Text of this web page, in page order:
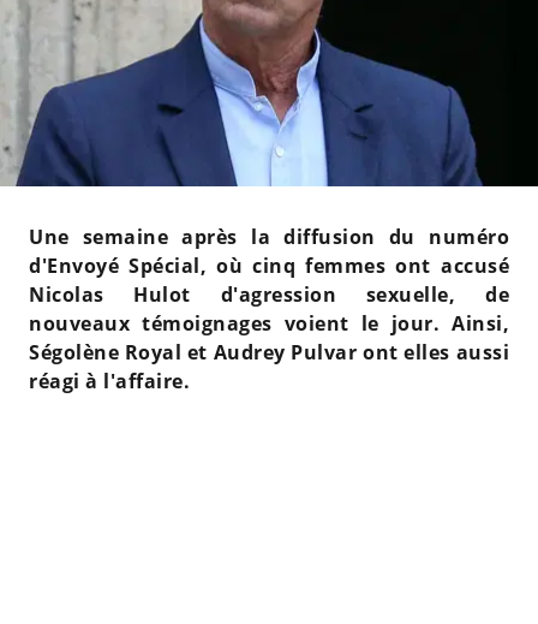
Une semaine après la diffusion du numéro
d'Envoyé Spécial, où cinq femmes ont accusé
Nicolas Hulot d'agression sexuelle, de
nouveaux témoignages voient le jour. Ainsi,
Ségolène Royal et Audrey Pulvar ont elles aussi
réagi à l'affaire.